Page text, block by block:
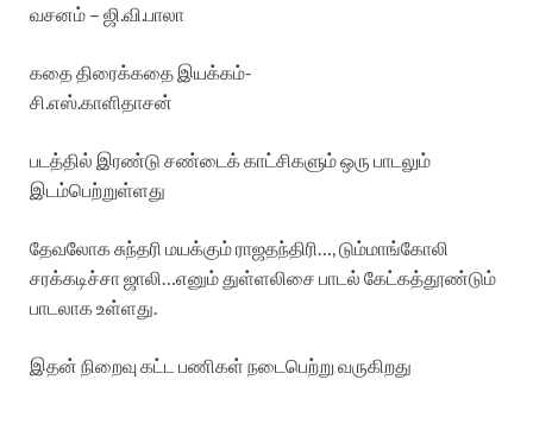
வசனம் – ஜி.வி.பாலா
கதை திரைக்கதை இயக்கம்-
சி.எஸ்.காளிதாசன்
படத்தில் இரண்டு சண்டைக் காட்சிகளும் ஒரு பாடலும்
இடம்பெற்றுள்ளது
தேவலோக சுந்தரி மயக்கும் ராஜதந்திரி…, டும்மாங்கோலி
சரக்கடிச்சா ஜாலி…எனும் துள்ளலிசை பாடல் கேட்கத்தூண்டும்
பாடலாக உள்ளது.
இதன் நிறைவு கட்ட பணிகள் நடைபெற்று வருகிறது